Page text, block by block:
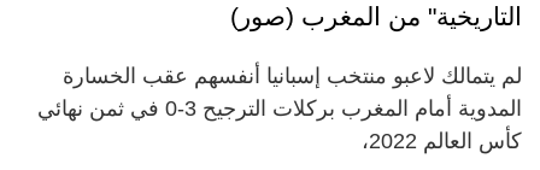
التاريخية" من المغرب (صور)
لم يتمالك لاعبو منتخب إسبانيا أنفسهم عقب الخسارة
المدوية أمام المغرب بركلات الترجيح 3-0 في ثمن نهائي
كأس العالم 2022،